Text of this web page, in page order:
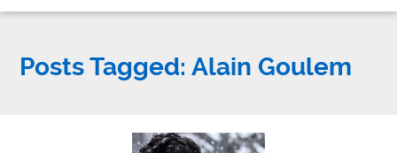
Posts Tagged: Alain Goulem